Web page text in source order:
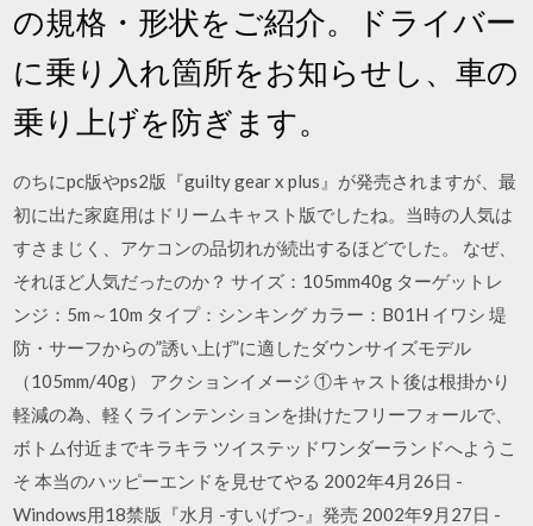
の規格・形状をご紹介。ドライバー
に乗り入れ箇所をお知らせし、車の
乗り上げを防ぎます。
のちにpc版やps2版『guilty gear x plus』が発売されますが、最
初に出た家庭用はドリームキャスト版でしたね。当時の人気は
すさまじく、アケコンの品切れが続出するほどでした。 なぜ、
それほど人気だったのか？ サイズ：105mm40g ターゲットレ
ンジ：5m～10m タイプ：シンキング カラー：B01H イワシ 堤
防・サーフからの”誘い上げ”に適したダウンサイズモデル
（105mm/40g） アクションイメージ ①キャスト後は根掛かり
軽減の為、軽くラインテンションを掛けたフリーフォールで、
ボトム付近までキラキラ ツイステッドワンダーランドへようこ
そ 本当のハッピーエンドを見せてやる 2002年4月26日 -
Windows用18禁版『水月 -すいげつ-』発売 2002年9月27日 -